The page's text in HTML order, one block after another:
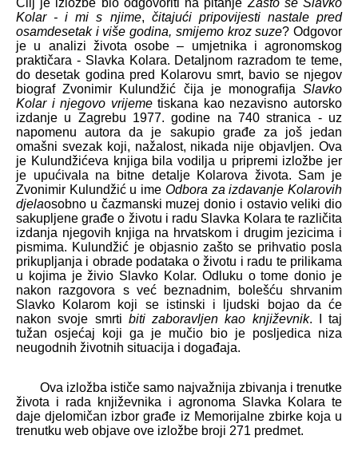
Cilj je izložbe bio odgovoriti na pitanje Zašto se Slavko
Kolar - i mi s njime, čitajući pripovijesti nastale pred
osamdesetak i više godina, smijemo kroz suze? Odgovor
je u analizi života osobe – umjetnika i agronomskog
praktičara - Slavka Kolara. Detaljnom razradom te teme,
do desetak godina pred Kolarovu smrt, bavio se njegov
biograf Zvonimir Kulundžić čija je monografija Slavko
Kolar i njegovo vrijemetiskana kao nezavisno autorsko
izdanje u Zagrebu 1977. godine na 740 stranica - uz
napomenu autora da je sakupio građe za još jedan
omašni svezak koji, nažalost, nikada nije objavljen. Ova
je Kulundžićeva knjiga bila vodilja u pripremi izložbe jer
je upućivala na bitne detalje Kolarova života. Sam je
Zvonimir Kulundžić u ime Odbora za izdavanje Kolarovih
djelaosobno u čazmanski muzej donio i ostavio veliki dio
sakupljene građe o životu i radu Slavka Kolara te različita
izdanja njegovih knjiga na hrvatskom i drugim jezicima i
pismima. Kulundžić je objasnio zašto se prihvatio posla
prikupljanja i obrade podataka o životu i radu te prilikama
u kojima je živio Slavko Kolar. Odluku o tome donio je
nakon razgovora s već beznadnim, bolešću shrvanim
Slavko Kolarom koji se istinski i ljudski bojao da će
nakon svoje smrti biti zaboravljen kao književnik. I taj
tužan osjećaj koji ga je mučio bio je posljedica niza
neugodnih životnih situacija i događaja.
Ova izložba ističe samo najvažnija zbivanja i trenutke
života i rada književnika i agronoma Slavka Kolara te
daje djelomičan izbor građe iz Memorijalne zbirke koja u
trenutku web objave ove izložbe broji 271 predmet.